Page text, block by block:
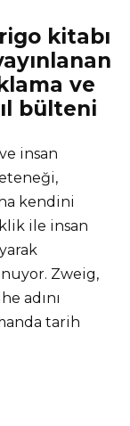
kitabı
ve
bülteni
insan
kendini
ile insan
Zweig,
adını
tarih